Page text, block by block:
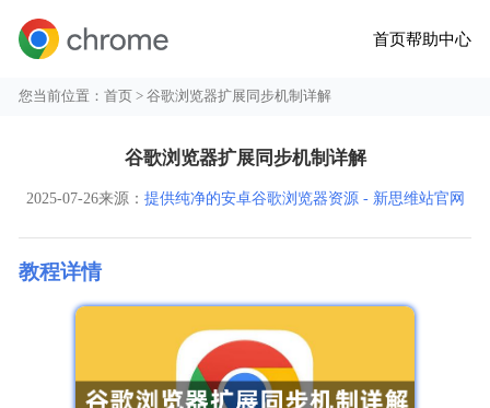
首页帮助中心
您当前位置：首页 > 谷歌浏览器扩展同步机制详解
谷歌浏览器扩展同步机制详解
2025-07-26来源： 提供纯净的安卓谷歌浏览器资源 - 新思维站官网
教程详情